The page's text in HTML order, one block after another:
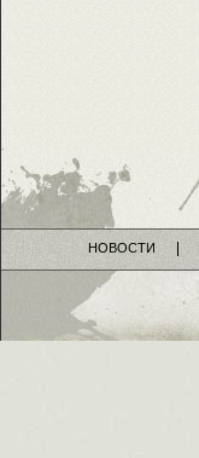
НОВОСТИ